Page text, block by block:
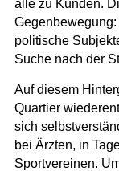
alle zu Kunden.
politische
Suche nach der
Auf diesem
Quartier
sich
bei Ärzten, in
Sportvereinen.